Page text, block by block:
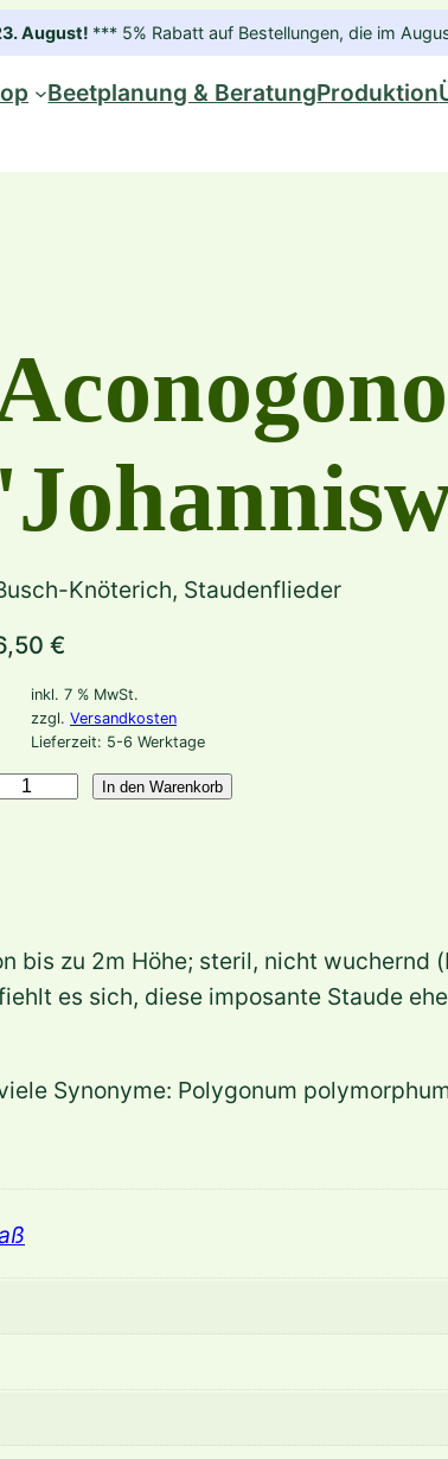
August! *** 5% Rabatt auf Bestellungen, die im
Beetplanung & BeratungProduktion
Knöterich, Staudenflieder
€
inkl. 7 % MwSt.
zzgl. Versandkosten
Lieferzeit: 5-6 Werktage
In den Warenkorb
bis zu 2m Höhe; steril, nicht wuchernd
es sich, diese imposante Staude
Synonyme: Polygonum